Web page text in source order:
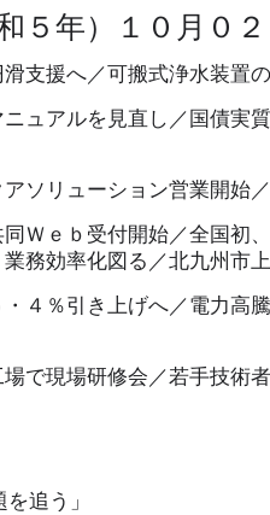
５年）１０月０
支援へ／可搬式浄水装置
ュアルを見直し／国債実
ソリューション営業開始
Ｗｅｂ受付開始／全国初
業務効率化図る／北九州市
４％引き上げへ／電力高
で現場研修会／若手技術
追う」